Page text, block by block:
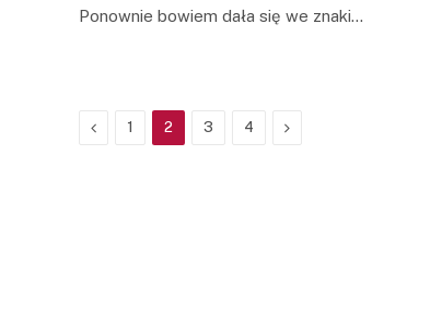
Ponownie bowiem dała się we znaki…
Previous
1 2 3 4 Next